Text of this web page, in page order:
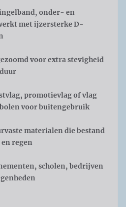
onder- en
met ijzersterke D-
voor extra stevigheid
promotievlag of vlag
voor buitengebruik
materialen die bestand
regen
scholen, bedrijven